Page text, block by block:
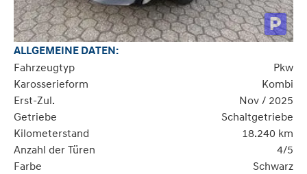
ALLGEMEINE DATEN:
Fahrzeugtyp
Pkw
Karosserieform
Kombi
Erst-Zul.
Nov / 2025
Getriebe
Schaltgetriebe
Kilometerstand
18.240 km
Anzahl der Türen
4/5
Farbe
Schwarz